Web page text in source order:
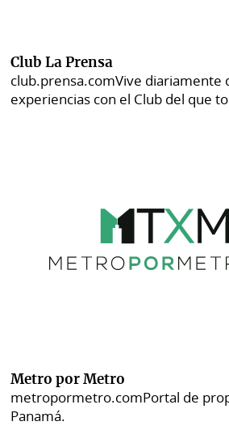
Club La Prensa
club.prensa.comVive diariamente
experiencias con el Club del que
Metro por Metro
metropormetro.comPortal de
Panamá.